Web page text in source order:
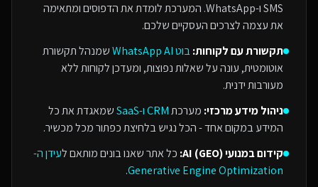
SMS ו-WhatsApp. המערכת לומדת את הדפוסים ומתאימה
את עצמה לצרכים העסקיים שלכם.
תקשורת עם לקוחות:בוט WhatsApp AI
שמנהל תקשורת
אוטומטית, עונה על שאלות נפוצות, ומעדכן לקוחות ללא
מעורבות ידנית.
ניהול מידע מרכזי: מערכתCRM ו-SaaS
שמאגדת את כל
המידע במקום אחד - הכל נגיש בלחיצת כפתור מכל מכשיר.
קידום במנועי AI (GEO):
כל אתר שאנו בונים מותאם לעידן ה-
Generative Engine Optimization
.